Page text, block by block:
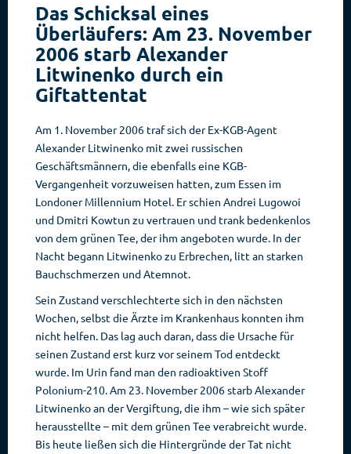
Das Schicksal eines
Überläufers: Am 23. November
2006 starb Alexander
Litwinenko durch ein
Giftattentat
Am 1. November 2006 traf sich der Ex-KGB-Agent
Alexander Litwinenko mit zwei russischen
Geschäftsmännern, die ebenfalls eine KGB-
Vergangenheit vorzuweisen hatten, zum Essen im
Londoner Millennium Hotel. Er schien Andrei Lugowoi
und Dmitri Kowtun zu vertrauen und trank bedenkenlos
von dem grünen Tee, der ihm angeboten wurde. In der
Nacht begann Litwinenko zu Erbrechen, litt an starken
Bauchschmerzen und Atemnot.
Sein Zustand verschlechterte sich in den nächsten
Wochen, selbst die Ärzte im Krankenhaus konnten ihm
nicht helfen. Das lag auch daran, dass die Ursache für
seinen Zustand erst kurz vor seinem Tod entdeckt
wurde. Im Urin fand man den radioaktiven Stoff
Polonium-210. Am 23. November 2006 starb Alexander
Litwinenko an der Vergiftung, die ihm – wie sich später
herausstellte – mit dem grünen Tee verabreicht wurde.
Bis heute ließen sich die Hintergründe der Tat nicht